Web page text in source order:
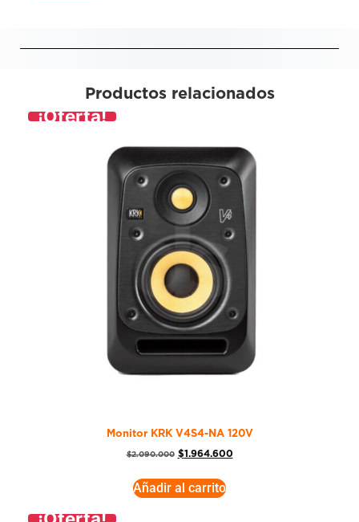
Productos relacionados
¡Oferta!
Monitor KRK V4S4-NA 120V
$2.090.000 $1.964.600
Añadir al carrito